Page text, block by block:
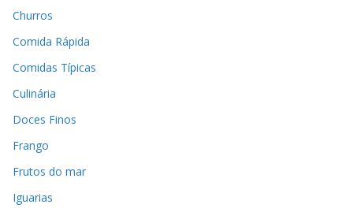
Churros
Comida Rápida
Comidas Típicas
Culinária
Doces Finos
Frango
Frutos do mar
Iguarias